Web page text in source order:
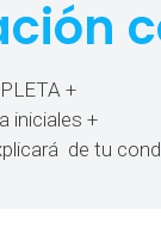
+
iniciales +
de tu